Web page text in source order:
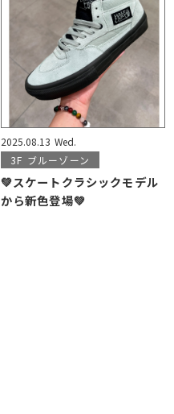
2025.08.13 Wed.
3F ブルーゾーン
💚スケートクラシックモデル
から新色登場💚